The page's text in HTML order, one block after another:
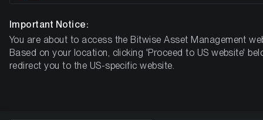
wissen müssen.
Important Notice:
You are about to access the Bitwise Asset Management
Based on your location, clicking 'Proceed to US website'
redirect you to the US-specific website.